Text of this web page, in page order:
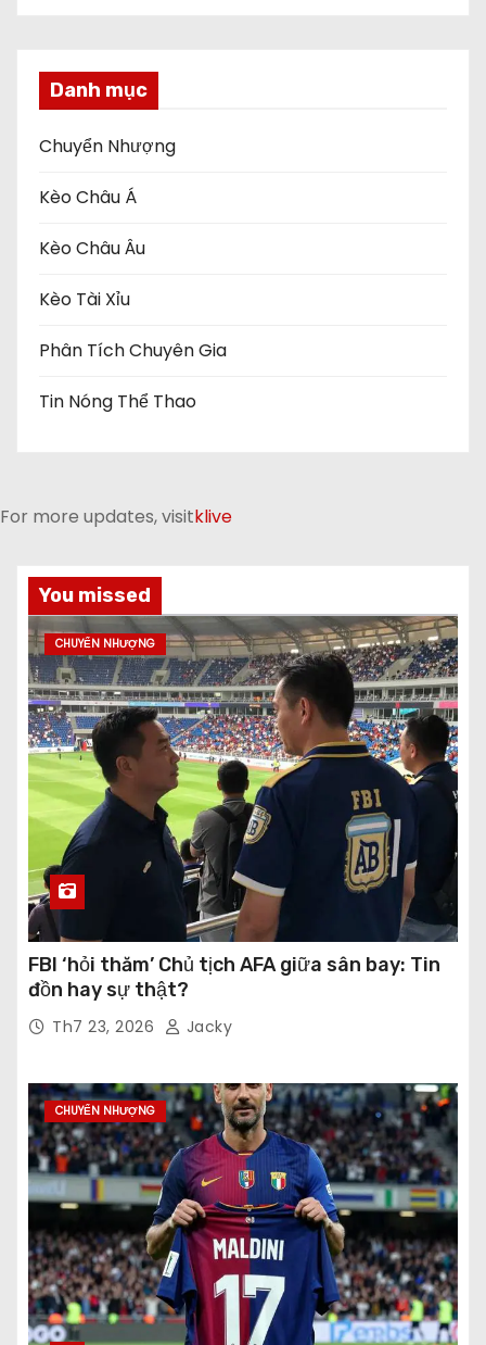
Danh mục
Chuyển Nhượng
Kèo Châu Á
Kèo Châu Âu
Kèo Tài Xỉu
Phân Tích Chuyên Gia
Tin Nóng Thể Thao
For more updates, visitklive
You missed
CHUYỂN NHƯỢNG
FBI ‘hỏi thăm’ Chủ tịch AFA giữa sân bay: Tin
đồn hay sự thật?
Th7 23, 2026 Jacky
CHUYỂN NHƯỢNG